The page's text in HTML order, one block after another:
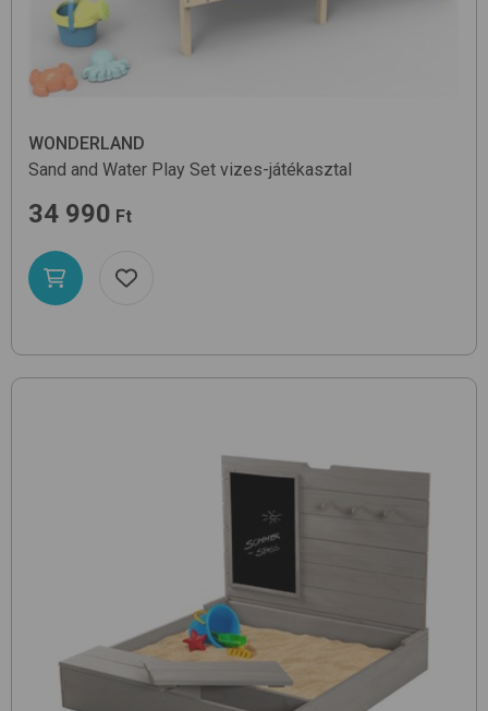
WONDERLAND
Sand and Water Play Set vizes-játékasztal
34 990 Ft